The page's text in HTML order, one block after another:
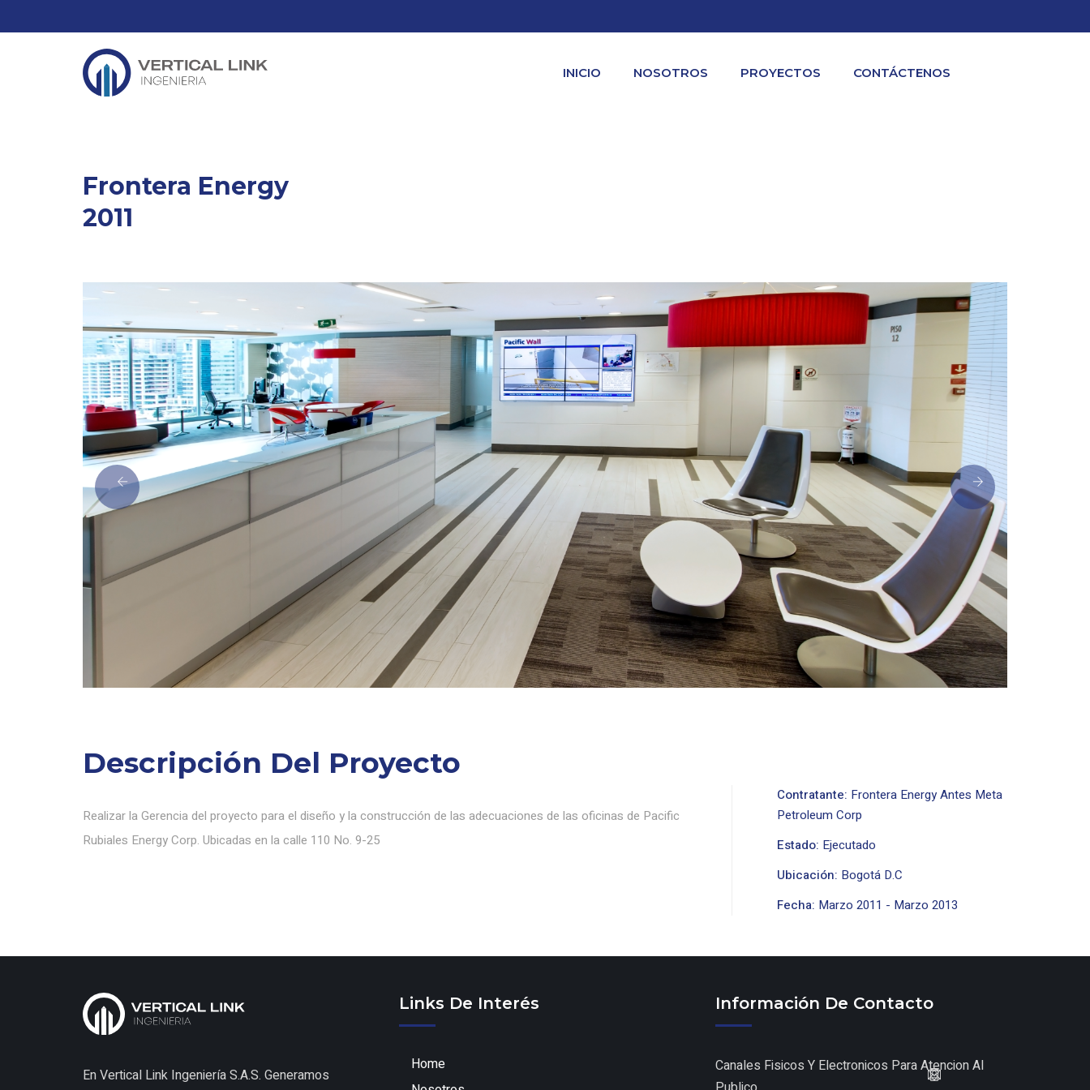
INICIO NOSOTROS PROYECTOS CONTÁCTENOS
Frontera Energy
2011
Descripción Del Proyecto
Realizar la Gerencia del proyecto para el diseño y la construcción de las adecuaciones de las oficinas de Pacific
Rubiales Energy Corp. Ubicadas en la calle 110 No. 9-25
Contratante: Frontera Energy Antes Meta
Petroleum Corp
Estado: Ejecutado
Ubicación: Bogotá D.C
Fecha: Marzo 2011 - Marzo 2013
En Vertical Link Ingeniería S.A.S. Generamos
Links De Interés
Home
Información De Contacto
Canales Fisicos Y Electronicos Para Atencion Al